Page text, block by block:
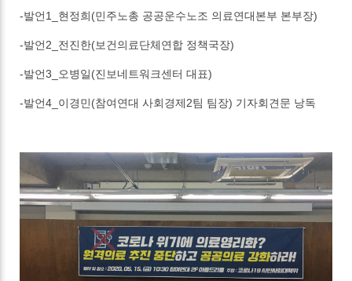
-발언1_현정희(민주노총 공공운수노조 의료연대본부 본부장)
-발언2_전진한(보건의료단체연합 정책국장)
-발언3_오병일(진보네트워크센터 대표)
-발언4_이경민(참여연대 사회경제2팀 팀장) 기자회견문 낭독